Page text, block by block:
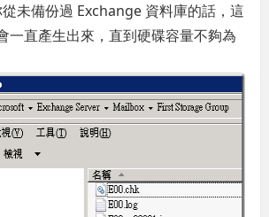
未備份過 Exchange 資料庫的話，這
一直產生出來，直到硬碟容量不夠為